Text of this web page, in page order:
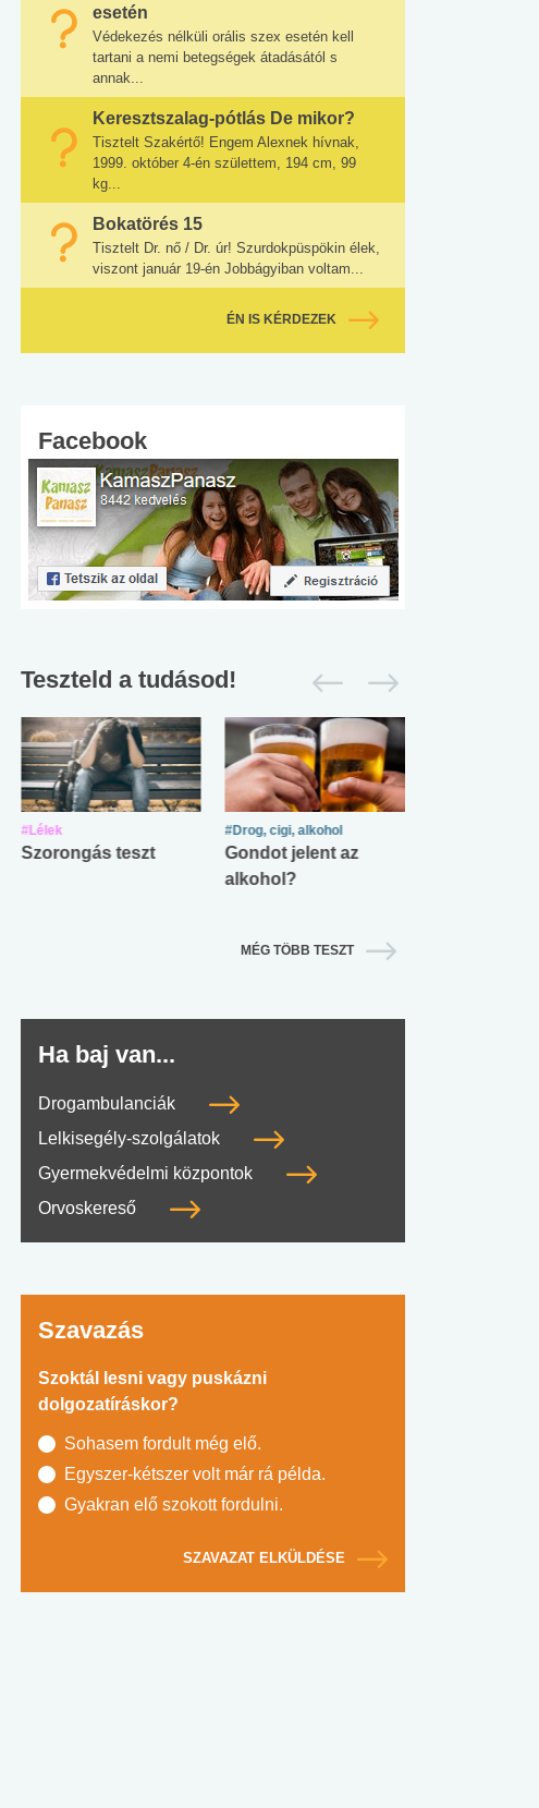
esetén
Védekezés nélküli orális szex esetén kell
tartani a nemi betegségek átadásától s
annak...
Keresztszalag-pótlás De mikor?
Tisztelt Szakértő! Engem Alexnek hívnak,
1999. október 4-én születtem, 194 cm, 99
kg...
Bokatörés 15
Tisztelt Dr. nő / Dr. úr! Szurdokpüspökin élek,
viszont január 19-én Jobbágyiban voltam...
ÉN IS KÉRDEZEK
Facebook
Teszteld a tudásod!
#Lélek
Szorongás teszt
#Drog, cigi, alkohol
Gondot jelent az
alkohol?
MÉG TÖBB TESZT
Ha baj van...
Drogambulanciák
Lelkisegély-szolgálatok
Gyermekvédelmi központok
Orvoskereső
Szavazás
Szoktál lesni vagy puskázni
dolgozatíráskor?
Sohasem fordult még elő.
Egyszer-kétszer volt már rá példa.
Gyakran elő szokott fordulni.
SZAVAZAT ELKÜLDÉSE